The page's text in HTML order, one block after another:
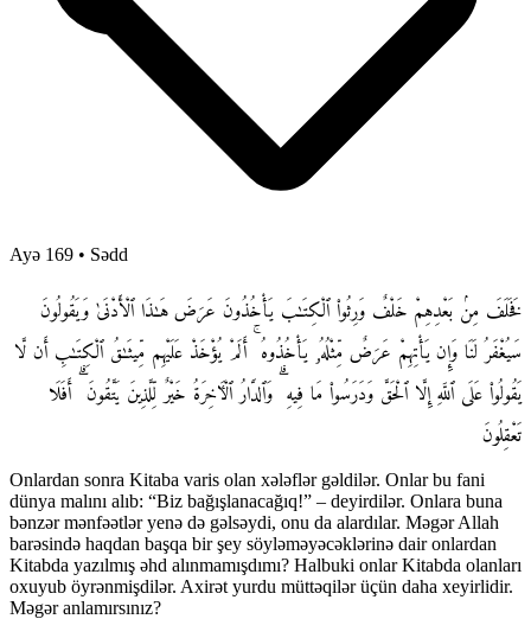
Ayə 169 • Sədd
فَخَلَفَ مِنۢ بَعْدِهِمْ خَلْفٌ وَرِثُوا۟ ٱلْكِتَـٰبَ يَأْخُذُونَ عَرَضَ هَـٰذَا ٱلْأَدْنَىٰ وَيَقُولُونَ
سَيُغْفَرُ لَنَا وَإِن يَأْتِهِمْ عَرَضٌ مِّثْلُهُۥ يَأْخُذُوهُ ۚ أَلَمْ يُؤْخَذْ عَلَيْهِم مِّيثَـٰقُ ٱلْكِتَـٰبِ أَن لَّا
يَقُولُوا۟ عَلَى ٱللَّهِ إِلَّا ٱلْحَقَّ وَدَرَسُوا۟ مَا فِيهِ ۗ وَٱلدَّارُ ٱلْـَٔاخِرَةُ خَيْرٌ لِّلَّذِينَ يَتَّقُونَ ۗ أَفَلَا
تَعْقِلُونَ
Onlardan sonra Kitaba varis olan xələflər gəldilər. Onlar bu fani
dünya malını alıb: “Biz bağışlanacağıq!” – deyirdilər. Onlara buna
bənzər mənfəətlər yenə də gəlsəydi, onu da alardılar. Məgər Allah
barəsində haqdan başqa bir şey söyləməyəcəklərinə dair onlardan
Kitabda yazılmış əhd alınmamışdımı? Halbuki onlar Kitabda olanları
oxuyub öyrənmişdilər. Axirət yurdu müttəqilər üçün daha xeyirlidir.
Məgər anlamırsınız?